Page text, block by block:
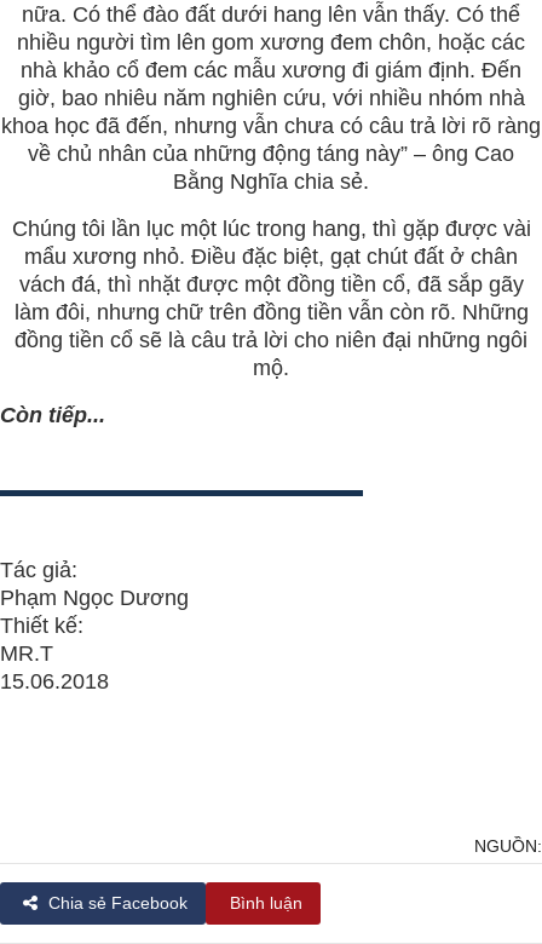
nữa. Có thể đào đất dưới hang lên vẫn thấy. Có thể
nhiều người tìm lên gom xương đem chôn, hoặc các
nhà khảo cổ đem các mẫu xương đi giám định. Đến
giờ, bao nhiêu năm nghiên cứu, với nhiều nhóm nhà
khoa học đã đến, nhưng vẫn chưa có câu trả lời rõ ràng
về chủ nhân của những động táng này” – ông Cao
Bằng Nghĩa chia sẻ.
Chúng tôi lần lục một lúc trong hang, thì gặp được vài
mẩu xương nhỏ. Điều đặc biệt, gạt chút đất ở chân
vách đá, thì nhặt được một đồng tiền cổ, đã sắp gãy
làm đôi, nhưng chữ trên đồng tiền vẫn còn rõ. Những
đồng tiền cổ sẽ là câu trả lời cho niên đại những ngôi
mộ.
Còn tiếp...
Tác giả:
Phạm Ngọc Dương
Thiết kế:
MR.T
15.06.2018
NGUỒN:
Chia sẻ Facebook Bình luận